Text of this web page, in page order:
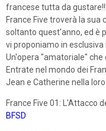
francese tutta da
France Five troverà la sua
soltanto quest'anno, ed è
vi proponiamo in
Un'opera "amatoriale"
Entrate nel mondo dei
Jean e Catherine nella
France Five 01: L'Attacco
BFSD